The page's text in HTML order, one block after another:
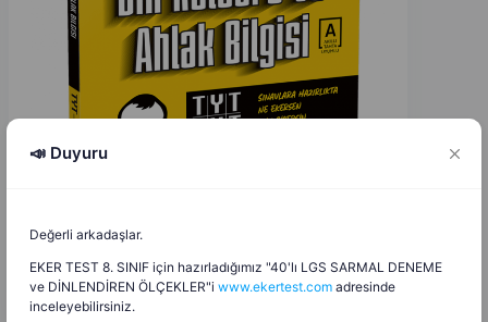
📣 Duyuru
Değerli arkadaşlar.
EKER TEST 8. SINIF için hazırladığımız "40'lı LGS SARMAL DENEME
ve DİNLENDİREN ÖLÇEKLER"i www.ekertest.com adresinde
inceleyebilirsiniz.